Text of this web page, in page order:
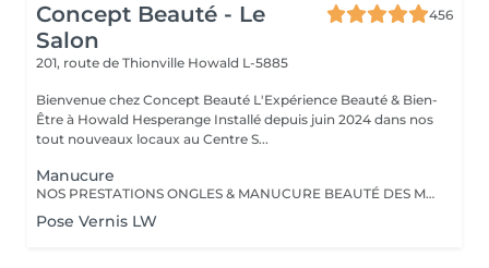
Concept Beauté - Le
Salon
456
201, route de Thionville Howald L-5885
Bienvenue chez Concept Beauté L'Expérience Beauté & Bien-
Être à Howald Hesperange Installé depuis juin 2024 dans nos
tout nouveaux locaux au Centre S...
Manucure
NOS PRESTATIONS ONGLES & MANUCURE BEAUTÉ DES MAINS Manucure & Soin Nourrissant Offrez à vos mains un soin complet avec une manucure experte comprenant : Limage et mise en forme des ongles Soins des cuticules pour un contour net Massage nourrissant avec des soins hydratants ProNails En supplément : Application d'un vernis Longwear ou semi-permanent (en option) Une pause bien-être idéale pour retrouver des mains soignées et élégantes. OPTIONS À LA CARTE Personnalisez votre soin ! Selon vos envies, vous pouvez compléter votre manucure avec : Pose de vernis Longwear Pour une touche de couleur élégante Vernis semi-permanent Tenue parfaite jusqu'à 3 semaines Soin Spa Complet des mains Exfoliation, masque nourrissant et massage profond pour une détente absolue Offrez à vos mains un soin sur-mesure, réalisé par nos professionnelles expertes ! Notre équipe est composée d'expertes hautement qualifiées, dont certaines sont formatrices en onglerie dans notre centre Concept Beauté Distribution. Nous maîtrisons les dernières tendances et techniques pour garantir des prestations d'exception. Besoin d'un conseil personnalisé ? Nous sommes là pour vous guider vers la meilleure option selon votre type d'ongles et votre style de vie. Offrez à vos mains et à vos pieds l'expertise qu'ils méritent avec ProNails et notre équipe d'expertes !
Pose Vernis LW